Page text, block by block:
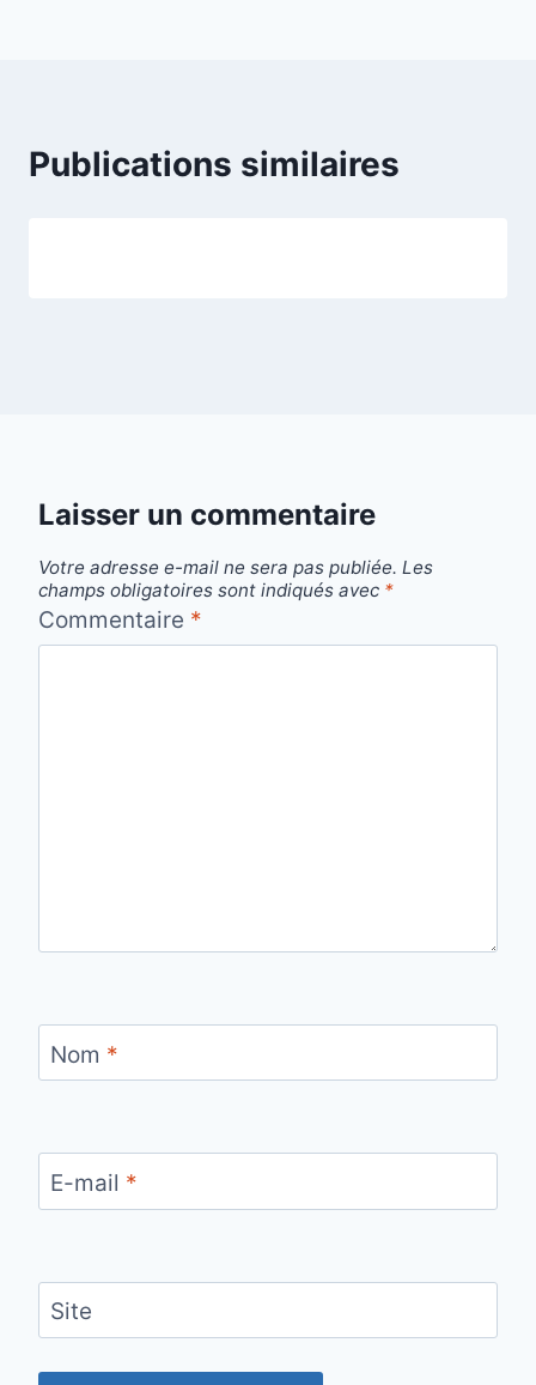
Publications similaires
Laisser un commentaire
Votre adresse e-mail ne sera pas publiée. Les
champs obligatoires sont indiqués avec *
Commentaire *
Nom *
E-mail *
Site